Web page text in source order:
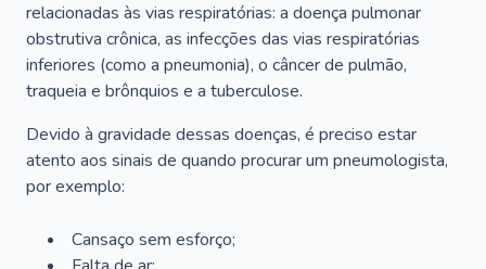
relacionadas às vias respiratórias: a doença pulmonar
obstrutiva crônica, as infecções das vias respiratórias
inferiores (como a pneumonia), o câncer de pulmão,
traqueia e brônquios e a tuberculose.
Devido à gravidade dessas doenças, é preciso estar
atento aos sinais de quando procurar um pneumologista,
por exemplo:
Cansaço sem esforço;